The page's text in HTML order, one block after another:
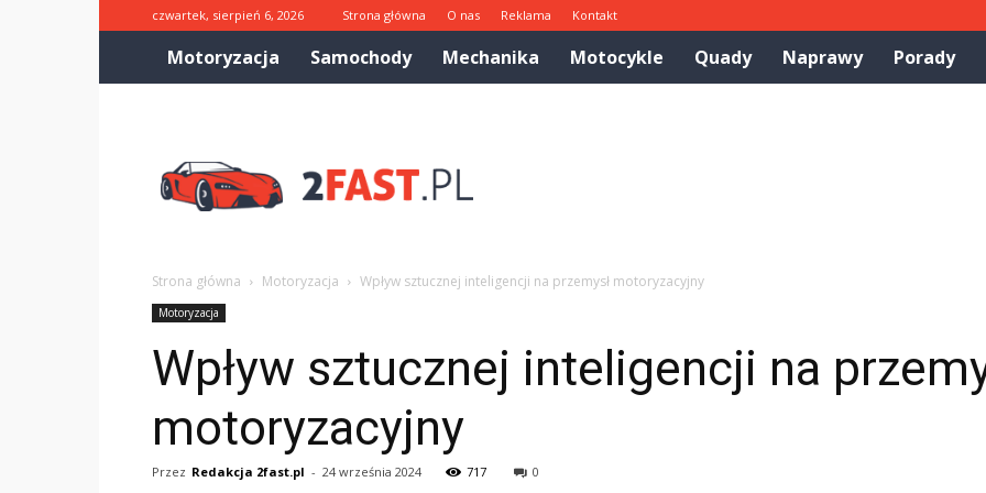
czwartek, sierpień 6, 2026 Strona główna O nas Reklama Kontakt
Motoryzacja Samochody Mechanika Motocykle Quady Naprawy Porady
Strona główna Motoryzacja Wpływ sztucznej inteligencji na przemysł motoryzacyjny
Motoryzacja
Wpływ sztucznej inteligencji na
motoryzacyjny
Przez Redakcja 2fast.pl - 24 września 2024 717 0